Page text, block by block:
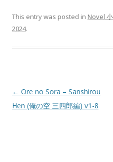
This entry was posted in Novel
2024.
Post
navigation
← Ore no Sora – Sanshirou
Hen (俺の空 三四郎編) v1-8